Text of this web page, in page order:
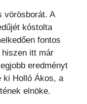
vörösborát. A
kóstolta
fontos
itt már
eredményt
ki Holló Ákos, a
elnöke.